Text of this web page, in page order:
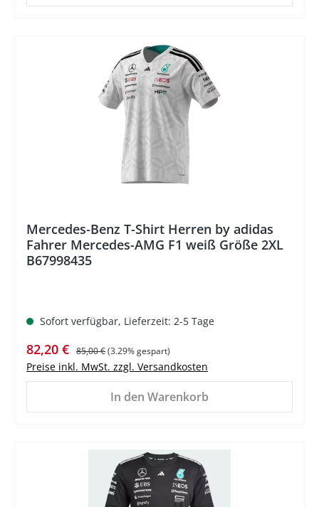
Mercedes-Benz T-Shirt Herren by adidas
Fahrer Mercedes-AMG F1 weiß Größe 2XL
B67998435
Sofort verfügbar, Lieferzeit: 2-5 Tage
Verkaufspreis:
82,20 € Regulärer Preis:
85,00 €(3.29% gespart)
Preise inkl. MwSt. zzgl. Versandkosten
In den Warenkorb